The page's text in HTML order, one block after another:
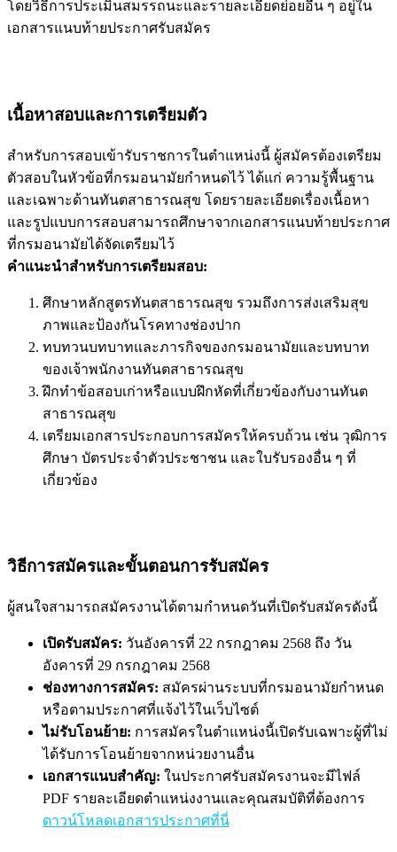
โดยวิธีการประเมินสมรรถนะและรายละเอียดย่อยอื่น ๆ อยู่ใน
เอกสารแนบท้ายประกาศรับสมัคร
เนื้อหาสอบและการเตรียมตัว
สำหรับการสอบเข้ารับราชการในตำแหน่งนี้ ผู้สมัครต้องเตรียม
ตัวสอบในหัวข้อที่กรมอนามัยกำหนดไว้ ได้แก่ ความรู้พื้นฐาน
และเฉพาะด้านทันตสาธารณสุข โดยรายละเอียดเรื่องเนื้อหา
และรูปแบบการสอบสามารถศึกษาจากเอกสารแนบท้ายประกาศ
ที่กรมอนามัยได้จัดเตรียมไว้
คำแนะนำสำหรับการเตรียมสอบ:
ศึกษาหลักสูตรทันตสาธารณสุข รวมถึงการส่งเสริมสุข
ภาพและป้องกันโรคทางช่องปาก
ทบทวนบทบาทและภารกิจของกรมอนามัยและบทบาท
ของเจ้าพนักงานทันตสาธารณสุข
ฝึกทำข้อสอบเก่าหรือแบบฝึกหัดที่เกี่ยวข้องกับงานทันต
สาธารณสุข
เตรียมเอกสารประกอบการสมัครให้ครบถ้วน เช่น วุฒิการ
ศึกษา บัตรประจำตัวประชาชน และใบรับรองอื่น ๆ ที่
เกี่ยวข้อง
วิธีการสมัครและขั้นตอนการรับสมัคร
ผู้สนใจสามารถสมัครงานได้ตามกำหนดวันที่เปิดรับสมัครดังนี้
เปิดรับสมัคร: วันอังคารที่ 22 กรกฎาคม 2568 ถึง วัน
อังคารที่ 29 กรกฎาคม 2568
ช่องทางการสมัคร: สมัครผ่านระบบที่กรมอนามัยกำหนด
หรือตามประกาศที่แจ้งไว้ในเว็บไซต์
ไม่รับโอนย้าย: การสมัครในตำแหน่งนี้เปิดรับเฉพาะผู้ที่ไม่
ได้รับการโอนย้ายจากหน่วยงานอื่น
เอกสารแนบสำคัญ: ในประกาศรับสมัครงานจะมีไฟล์
PDF รายละเอียดตำแหน่งงานและคุณสมบัติที่ต้องการ
ดาวน์โหลดเอกสารประกาศที่นี่